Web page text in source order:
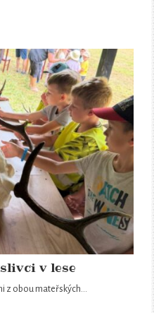
v lese
z obou mateřských…